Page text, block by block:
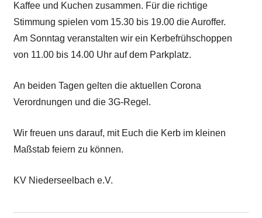
Kaffee und Kuchen zusammen. Für die richtige
Stimmung spielen vom 15.30 bis 19.00 die Auroffer.
Am Sonntag veranstalten wir ein Kerbefrühschoppen
von 11.00 bis 14.00 Uhr auf dem Parkplatz.
An beiden Tagen gelten die aktuellen Corona
Verordnungen und die 3G-Regel.
Wir freuen uns darauf, mit Euch die Kerb im kleinen
Maßstab feiern zu können.
KV Niederseelbach e.V.